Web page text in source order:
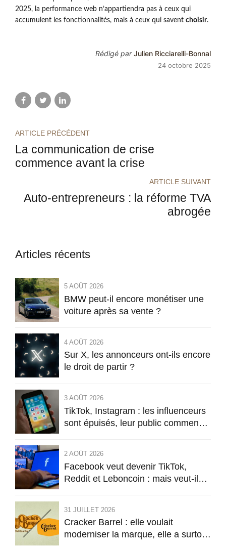
2025, la performance web n’appartiendra pas à ceux qui
accumulent les fonctionnalités, mais à ceux qui savent choisir.
Rédigé parJulien Ricciarelli-Bonnal
24 octobre 2025
ARTICLE PRÉCÉDENT
La communication de crise
commence avant la crise
ARTICLE SUIVANT
Auto-entrepreneurs : la réforme TVA
abrogée
Articles récents
5 AOÛT 2026
BMW peut-il encore monétiser une
voiture après sa vente ?
4 AOÛT 2026
Sur X, les annonceurs ont-ils encore
le droit de partir ?
3 AOÛT 2026
TikTok, Instagram : les influenceurs
sont épuisés, leur public commence
2 AOÛT 2026
Facebook veut devenir TikTok,
Reddit et Leboncoin : mais veut-il
31 JUILLET 2026
Cracker Barrel : elle voulait
moderniser la marque, elle a surtout